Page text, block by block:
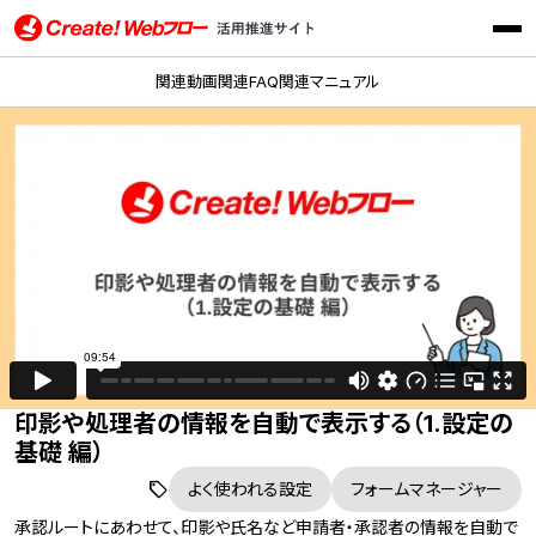
Create!Webフロー活用推進サイト インフォテック株式会社
メ
関連動画関連FAQ関連マニュアル
印影や処理者の情報を自動で表示する（1.設定の
基礎 編）
よく使われる設定
フォームマネージャー
承認ルートにあわせて、印影や氏名など申請者・承認者の情報を自動で